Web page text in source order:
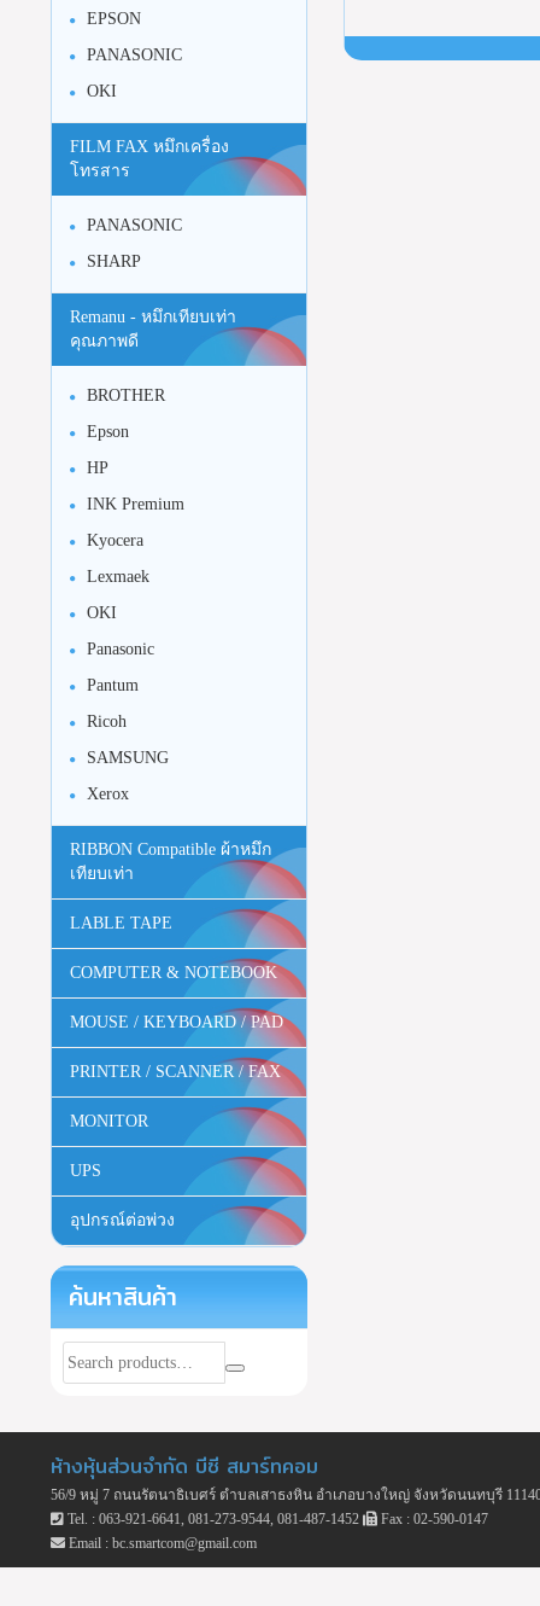
EPSON
PANASONIC
OKI
FILM FAX หมึกเครื่อง
โทรสาร
PANASONIC
SHARP
Remanu - หมึกเทียบเท่า
คุณภาพดี
BROTHER
Epson
HP
INK Premium
Kyocera
Lexmaek
OKI
Panasonic
Pantum
Ricoh
SAMSUNG
Xerox
RIBBON Compatible ผ้าหมึก
เทียบเท่า
LABLE TAPE
COMPUTER & NOTEBOOK
MOUSE / KEYBOARD / PAD
PRINTER / SCANNER / FAX
MONITOR
UPS
อุปกรณ์ต่อพ่วง
ค้นหาสินค้า
ห้างหุ้นส่วนจำกัด บีซี สมาร์ทคอม
56/9 หมู่ 7 ถนนรัตนาธิเบศร์ ตำบลเสาธงหิน อำเภอบางใหญ่ จังหวัดนนทบุรี
Tel. : 063-921-6641, 081-273-9544, 081-487-1452
Fax : 02-590-0147
Email : bc.smartcom@gmail.com